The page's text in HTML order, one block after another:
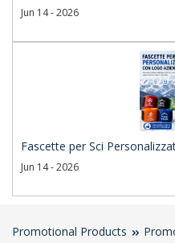
Jun 14 - 2026
Fascette per Sci
Jun 14 - 2026
Promotional Products